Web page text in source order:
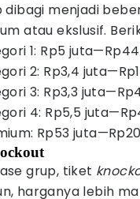
menjadi
atau ekslusif.
1: Rp5
2: Rp3,4
3: Rp3,3
4: Rp5,5
Rp53
grup, tiket
harganya lebih